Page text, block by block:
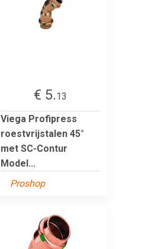
€ 5.13
Viega Profipress
roestvrijstalen 45°
met SC-Contur
Model...
Proshop